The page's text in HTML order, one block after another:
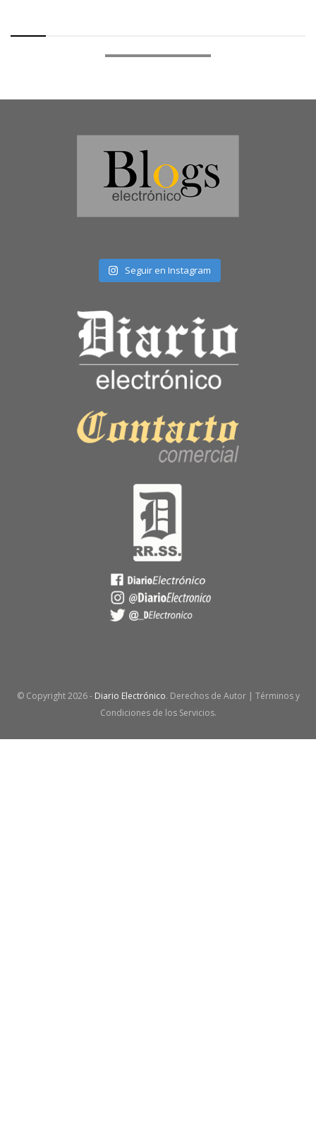
Seguir en Instagram
© Copyright2026 - Diario Electrónico. Derechos de Autor | Términos y
Condiciones de los Servicios.